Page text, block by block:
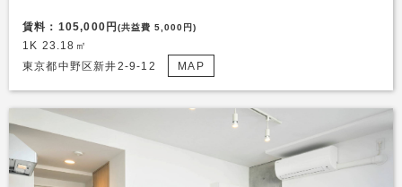
賃料：105,000円(共益費 5,000円)
1K 23.18㎡
東京都中野区新井2-9-12
MAP